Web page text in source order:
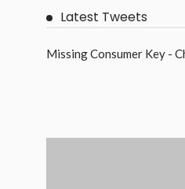
Latest Tweets
Missing Consumer Key -